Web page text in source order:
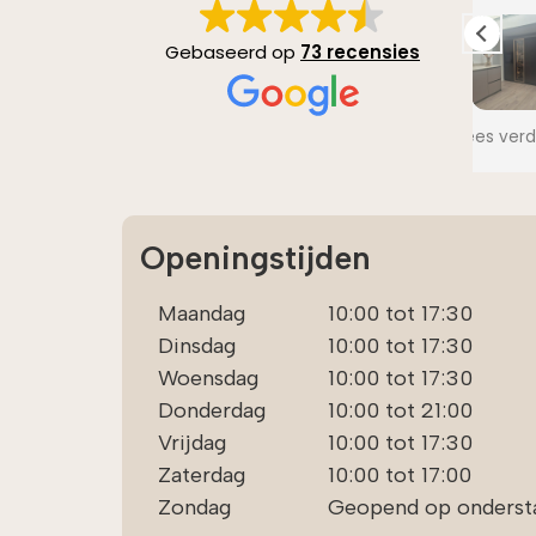
Gebaseerd op 73 recensies
geregeld met Melissa,
kantoor Enschede! Ze heeft in
alles meegedacht en tips
gegeven. Door Nolte en
Melissa hebben wij onze
droomkeuken!
Openingstijden
Maandag
Dinsdag
Woensdag
Donderdag
Vrijdag
Zaterdag
Zondag
10:00 tot 17:30
10:00 tot 17:30
10:00 tot 17:30
10:00 tot 21:00
10:00 tot 17:30
10:00 tot 17:00
Geopend op